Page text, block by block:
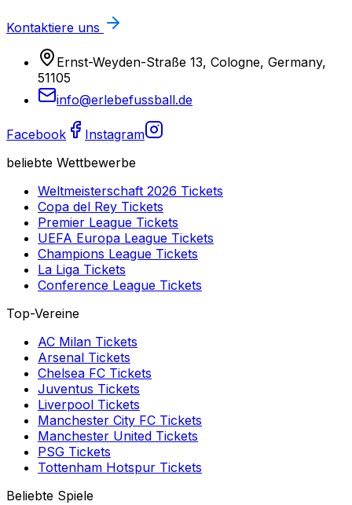
Kontaktiere uns
Ernst-Weyden-Straße 13, Cologne, Germany,
51105
info@erlebefussball.de
Facebook
Instagram
beliebte Wettbewerbe
Weltmeisterschaft 2026 Tickets
Copa del Rey Tickets
Premier League Tickets
UEFA Europa League Tickets
Champions League Tickets
La Liga Tickets
Conference League Tickets
Top-Vereine
AC Milan Tickets
Arsenal Tickets
Chelsea FC Tickets
Juventus Tickets
Liverpool Tickets
Manchester City FC Tickets
Manchester United Tickets
PSG Tickets
Tottenham Hotspur Tickets
Beliebte Spiele